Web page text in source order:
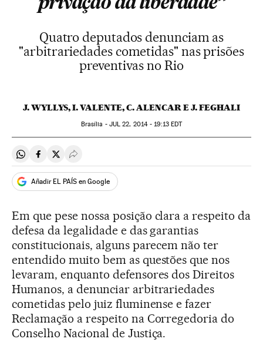
privação da liberdade”
Quatro deputados denunciam as
"arbitrariedades cometidas" nas prisões
preventivas no Rio
J. WYLLYS, I. VALENTE, C. ALENCAR E J. FEGHALI
Brasília - JUL 22, 2014 - 19:13EDT
Compartir en Whatsapp
Compartir en Facebook
Compartir en Twitter
Desplegar Redes Sociales
Añadir EL PAÍS en Google
Em que pese nossa posição clara a respeito da
defesa da legalidade e das garantias
constitucionais, alguns parecem não ter
entendido muito bem as questões que nos
levaram, enquanto defensores dos Direitos
Humanos, a denunciar arbitrariedades
cometidas pelo juiz fluminense e fazer
Reclamação a respeito na Corregedoria do
Conselho Nacional de Justiça.